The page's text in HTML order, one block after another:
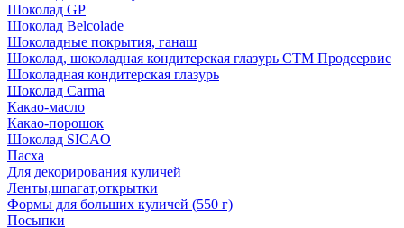
Шоколад GP
Шоколад Belcolade
Шоколадные покрытия, ганаш
Шоколад, шоколадная кондитерская глазурь СТМ Продсервис
Шоколадная кондитерская глазурь
Шоколад Carma
Какао-масло
Какао-порошок
Шоколад SICAO
Пасха
Для декорирования куличей
Ленты,шпагат,открытки
Формы для больших куличей (550 г)
Посыпки